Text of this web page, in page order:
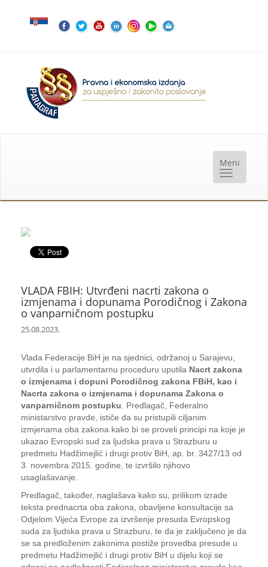
VLADA FBIH: Utvrđeni nacrti zakona o
izmjenama i dopunama Porodičnog i Zakona
o vanparničnom postupku
25.08.2023.
Vlada Federacije BiH je na sjednici, održanoj u Sarajevu,
utvrdila i u parlamentarnu proceduru uputila Nacrt zakona
o izmjenama i dopuni Porodičnog zakona FBiH, kao i
Nacrta zakona o izmjenama i dopunama Zakona o
vanparničnom postupku . Predlagač, Federalno
ministarstvo pravde, ističe da su pristupili ciljanim
izmjenama oba zakona kako bi se proveli principi na koje je
ukazao Evropski sud za ljudska prava u Strazburu u
predmetu Hadžimejlić i drugi protiv BiH, ap. br. 3427/13 od
3. novembra 2015. godine, te izvršilo njihovo
usaglašavanje.
Predlagač, također, naglašava kako su, prilikom izrade
teksta prednacrta oba zakona, obavljene konsultacije sa
Odjelom Vijeća Evrope za izvršenje presuda Evropskog
suda za ljudska prava u Strazburu, te da je zaključeno je da
se sa predloženim zakonima postiže provedba presude u
predmetu Hadžimejlić i drugi protiv BiH u dijelu koji se